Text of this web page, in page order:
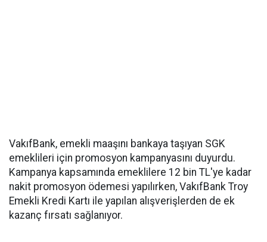
VakıfBank, emekli maaşını bankaya taşıyan SGK
emeklileri için promosyon kampanyasını duyurdu.
Kampanya kapsamında emeklilere 12 bin TL'ye kadar
nakit promosyon ödemesi yapılırken, VakıfBank Troy
Emekli Kredi Kartı ile yapılan alışverişlerden de ek
kazanç fırsatı sağlanıyor.